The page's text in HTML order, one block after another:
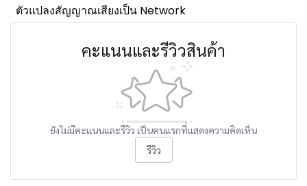
ตัวแปลงสัญญาณเสียงเป็น Network
คะแนนและรีวิวสินค้า
ยังไม่มีคะแนนและรีวิว เป็นคนแรกที่แสดงความคิดเห็น
รีวิว